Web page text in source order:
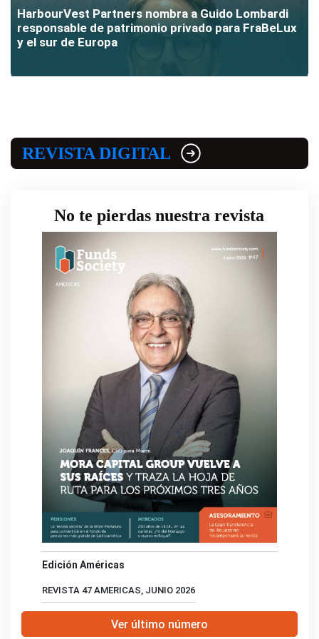
HarbourVest Partners nombra a Guido Lombardi
responsable de patrimonio privado para FraBeLux
y el sur de Europa
REVISTA DIGITAL
No te pierdas nuestra revista
Edición Américas
REVISTA 47 AMERICAS, JUNIO 2026
Ver último número